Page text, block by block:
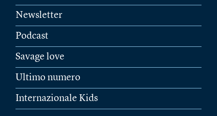
Newsletter
Podcast
Savage love
Ultimo numero
Internazionale Kids